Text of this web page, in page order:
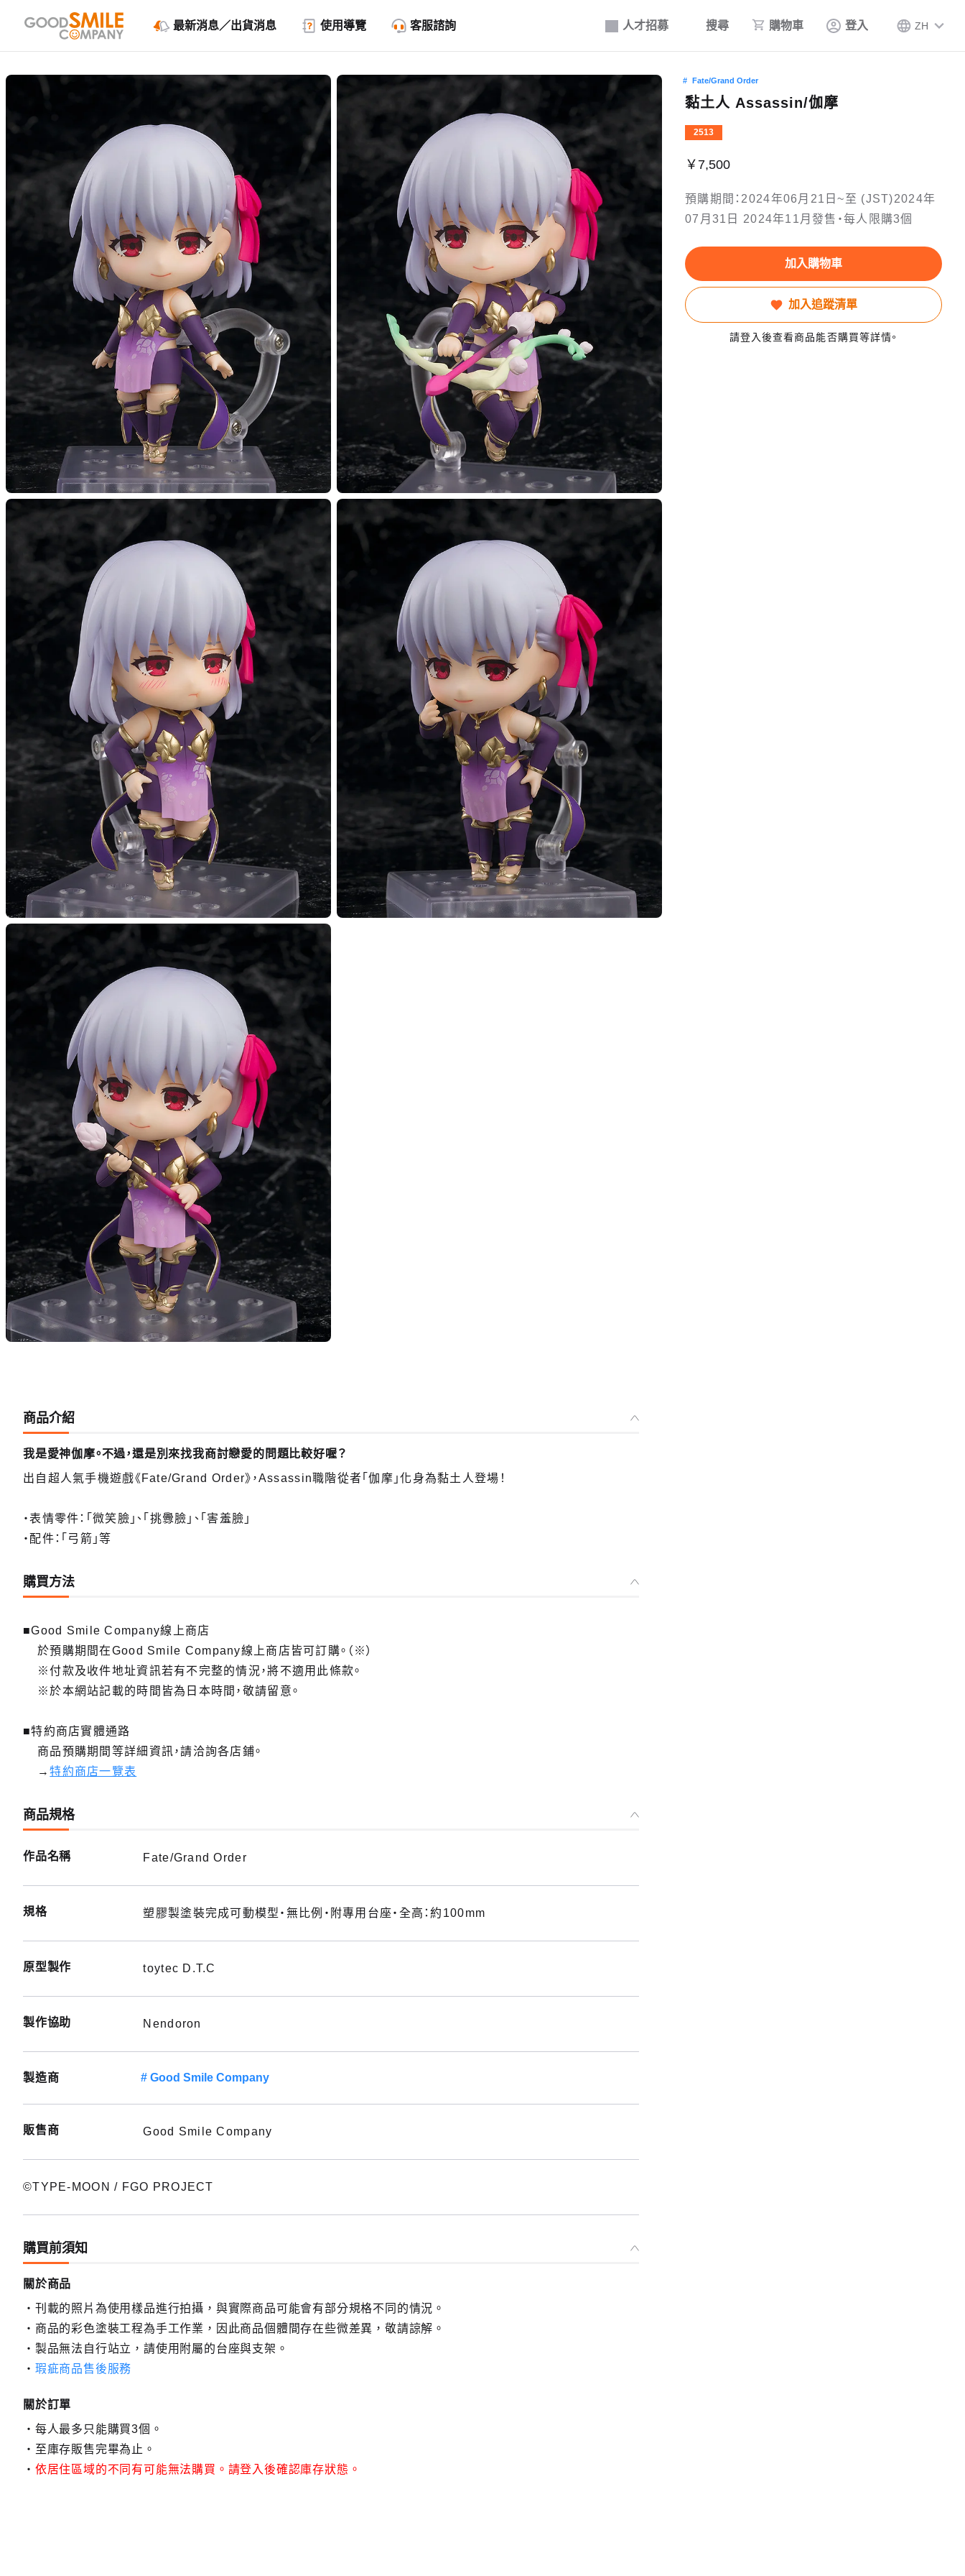
人才招募 搜尋 購物車 登入 ZH
最新消息／出貨消息 使用導覽 客服諮詢
Fate/Grand Order
黏土人 Assassin/伽摩
2513
￥7,500
預購期間：2024年06月21日~至 (JST)2024年
07月31日 2024年11月發售・每人限購3個
加入購物車
加入追蹤清單
請登入後查看商品能否購買等詳情。
商品介紹
我是愛神伽摩。不過，還是別來找我商討戀愛的問題比較好喔？
出自超人氣手機遊戲《Fate/Grand Order》，Assassin職階從者「伽摩」化身為黏土人登場！
・表情零件：「微笑臉」、「挑釁臉」、「害羞臉」
・配件：「弓箭」等
購買方法
■Good Smile Company線上商店
於預購期間在Good Smile Company線上商店皆可訂購。（※）
※付款及收件地址資訊若有不完整的情況，將不適用此條款。
※於本網站記載的時間皆為日本時間，敬請留意。
■特約商店實體通路
商品預購期間等詳細資訊，請洽詢各店鋪。
→特約商店一覽表
商品規格
作品名稱 Fate/Grand Order
規格 塑膠製塗裝完成可動模型・無比例・附專用台座・全高：約100mm
原型製作 toytec D.T.C
製作協助 Nendoron
製造商 Good Smile Company
販售商 Good Smile Company
©TYPE-MOON / FGO PROJECT
購買前須知
關於商品
刊載的照片為使用樣品進行拍攝，與實際商品可能會有部分規格不同的情況。
商品的彩色塗裝工程為手工作業，因此商品個體間存在些微差異，敬請諒解。
製品無法自行站立，請使用附屬的台座與支架。
瑕疵商品售後服務
關於訂單
每人最多只能購買3個。
至庫存販售完畢為止。
依居住區域的不同有可能無法購買。請登入後確認庫存狀態。